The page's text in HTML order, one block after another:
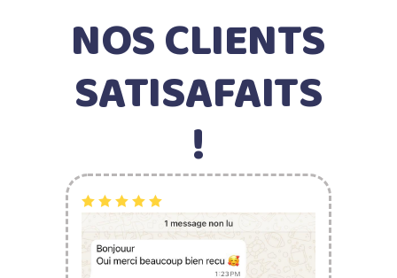
NOS CLIENTS
SATISAFAITS
!